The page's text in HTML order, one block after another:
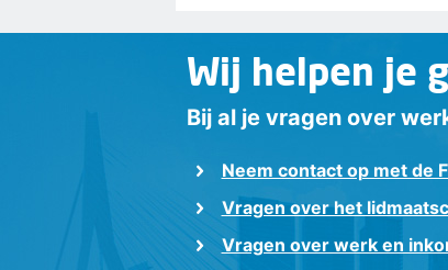
Wij helpen je
Bij al je vragen over
Neem contact op met de
Vragen over het
Vragen over werk en